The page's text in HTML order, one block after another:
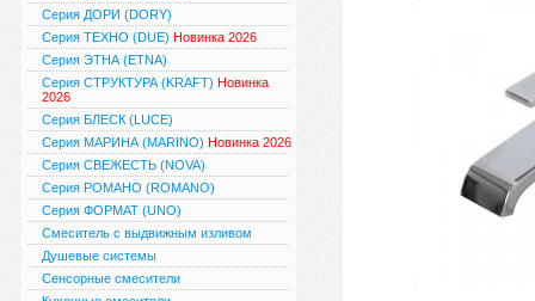
Серия ДОРИ (DORY)
Серия ТЕХНО (DUE) Новинка 2026
Серия ЭТНА (ETNA)
Серия СТРУКТУРА (KRAFT) Новинка
2026
Серия БЛЕСК (LUCE)
Серия МАРИНА (MARINO) Новинка 2026
Серия СВЕЖЕСТЬ (NOVA)
Серия РОМАНО (ROMANO)
Серия ФОРМАТ (UNO)
Смеситель с выдвижным изливом
Душевые системы
Сенсорные смесители